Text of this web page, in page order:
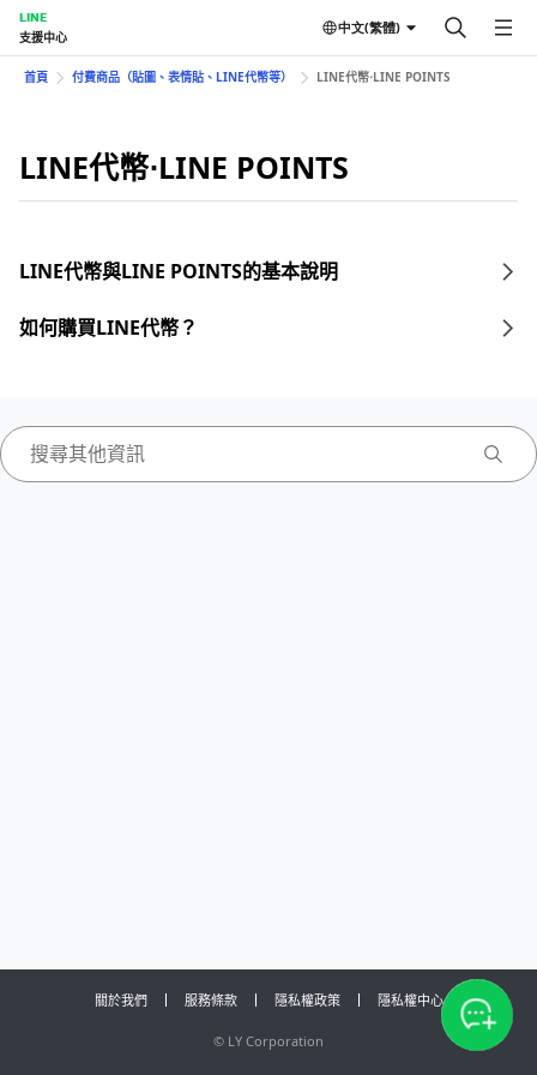
LINE
支援中心
中文(繁體)
首頁 付費商品（貼圖、表情貼、LINE代幣等） LINE代幣⋅LINE POINTS
LINE代幣⋅LINE POINTS
LINE代幣與LINE POINTS的基本說明
如何購買LINE代幣？
關於我們 服務條款 隱私權政策 隱私權中心
© LY Corporation